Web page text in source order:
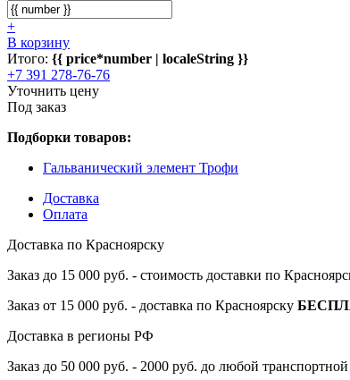
+
В корзину
Итого: {{ price*number | localeString }}
+7 391 278-76-76
Уточнить цену
Под заказ
Подборки товаров:
Гальванический элемент Трофи
Доставка
Оплата
Доставка по Красноярску
Заказ до 15 000 руб. - стоимость доставки по
Заказ от 15 000 руб. - доставка по Красноярску
Доставка в регионы РФ
Заказ до 50 000 руб. - 2000 руб. до любой